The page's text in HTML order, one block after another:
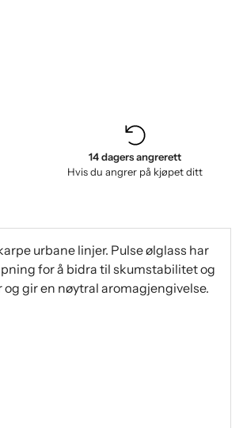
14 dagers angrerett
Hvis du angrer på kjøpet ditt
urbane linjer. Pulse ølglass har
for å bidra til skumstabilitet og
gir en nøytral aromagjengivelse.